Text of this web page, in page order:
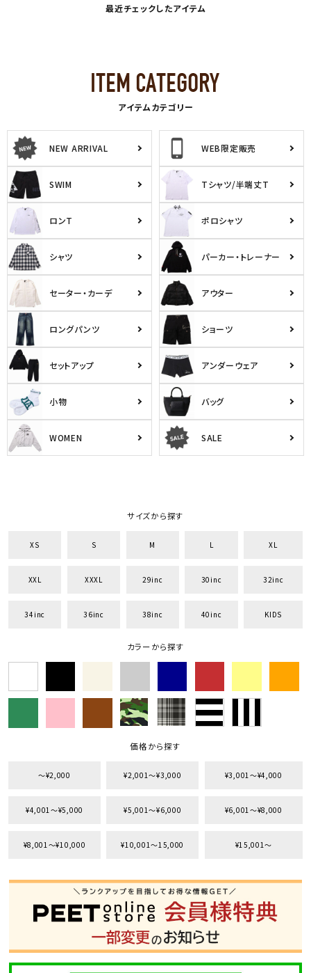
最近チェックしたアイテム
アイテムカテゴリー
NEW ARRIVAL WEB限定販売
SWIM Tシャツ/半端丈T
ロンT ポロシャツ
シャツ パーカー・トレーナー
セーター・カーデ アウター
ロングパンツ ショーツ
セットアップ アンダーウェア
小物 バッグ
WOMEN SALE
サイズから探す
XS S M L XL
XXL XXXL 29inc 30inc 32inc
34inc 36inc 38inc 40inc KIDS
カラーから探す
価格から探す
〜¥2,000 ¥2,001〜¥3,000 ¥3,001〜¥4,000
¥4,001〜¥5,000 ¥5,001〜¥6,000 ¥6,001〜¥8,000
¥8,001〜¥10,000 ¥10,001〜15,000 ¥15,001〜